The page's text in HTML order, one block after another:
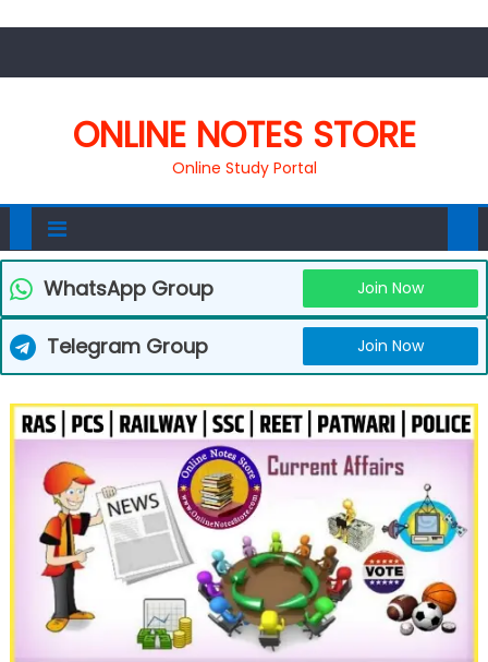
ONLINE NOTES STORE
Online Study Portal
WhatsApp Group Join Now
Telegram Group Join Now